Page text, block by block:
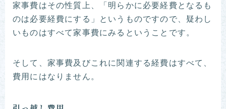
家事費はその性質上、「明らかに必要経費となるも
のは必要経費にする」というものですので、疑わし
いものはすべて家事費にみるということです。
そして、家事費及びこれに関連する経費はすべて、
費用にはなりません。